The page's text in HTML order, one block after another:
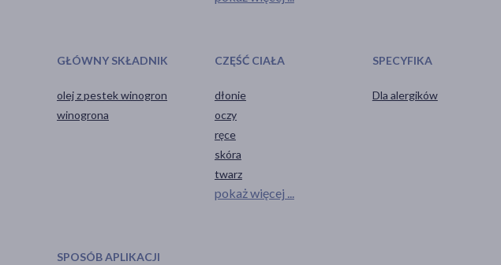
GŁÓWNY SKŁADNIK
olej z pestek winogron
winogrona
CZĘŚĆ CIAŁA
dłonie
oczy
ręce
skóra
twarz
pokaż więcej ...
SPECYFIKA
Dla alergików
SPOSÓB APLIKACJI